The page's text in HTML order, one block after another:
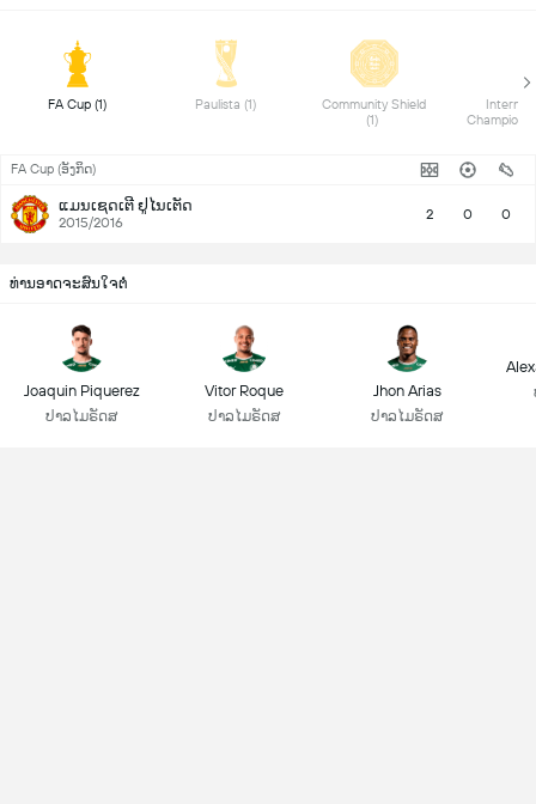
Community Shield
FA Cup (ອັງກິດ)
ແມນເຊດເຕີ ຢູໄນເຕັດ
2015/2016 2 0 0
ທ່ານອາດຈະສົນໃຈຕໍ່
Joaquin Piquerez
ປາລໄມຣັດສ
Vitor Roque
ປາລໄມຣັດສ
Jhon Arias
ປາລໄມຣັດສ